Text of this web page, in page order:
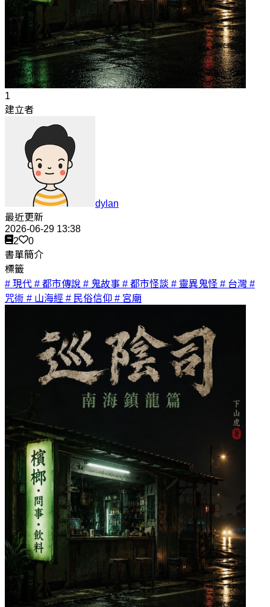
1
建立者
dylan
最近更新
2026-06-29 13:38
2
0
書單簡介
標籤
# 現代 # 都市傳說 # 鬼故事 # 都市怪談 # 靈異鬼怪 # 台灣 #
咒術 # 山海經 # 民俗信仰 # 宮廟